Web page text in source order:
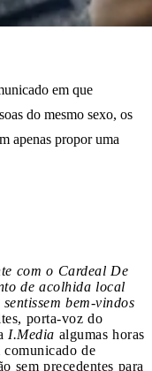
em que
do mesmo sexo, os
apenas propor uma
com o Cardeal De
de acolhida local
bem-vindos
porta-voz do
I.Media algumas horas
comunicado de
sem precedentes para